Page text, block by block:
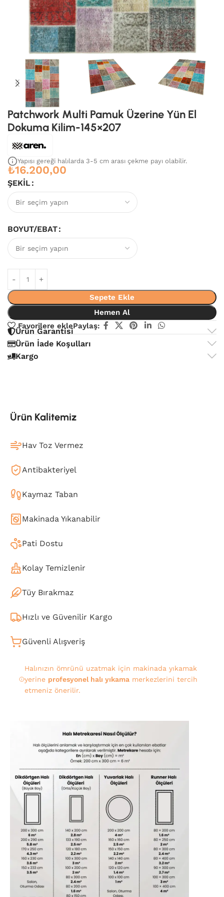
Patchwork Multi Pamuk Üzerine Yün El
Dokuma Kilim-145×207
Yapısı gereği halılarda 3-5 cm arası çekme payı olabilir.
₺16.200,00
ŞEKIL
BOYUT/EBAT
Sepete Ekle
Hemen Al
Favorilere eklePaylaş:
Ürün Garantisi
Ürün İade Koşulları
Kargo
Ürün Kalitemiz
Hav Toz Vermez
Antibakteriyel
Kaymaz Taban
Makinada Yıkanabilir
Pati Dostu
Kolay Temizlenir
Tüy Bırakmaz
Hızlı ve Güvenilir Kargo
Güvenli Alışveriş
Halınızın ömrünü uzatmak için makinada yıkamak
yerine profesyonel halı yıkamamerkezlerini tercih
etmeniz önerilir.